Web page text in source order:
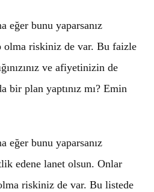
eğer bunu yaparsanız
olma riskiniz de var. Bu faizle
ve afiyetinizin de
bir plan yaptınız mı? Emin
eğer bunu yaparsanız
edene lanet olsun. Onlar
riskiniz de var. Bu listede